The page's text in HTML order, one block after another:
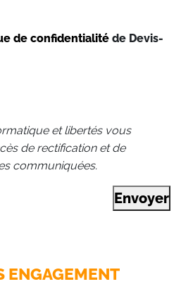
de confidentialité de Devis-
et libertés vous
de rectification et de
communiquées.
Envoyer
ENGAGEMENT